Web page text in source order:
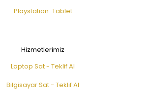
Playstation-Tablet
Hizmetlerimiz
Laptop Sat - Teklif Al
Bilgisayar Sat - Teklif Al